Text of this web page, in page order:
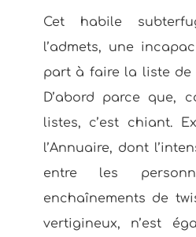
Cet habile
l’admets, une
part à faire la liste de
D’abord parce que,
listes, c’est chiant.
l’Annuaire, dont
entre les
enchaînements de
vertigineux, n’est